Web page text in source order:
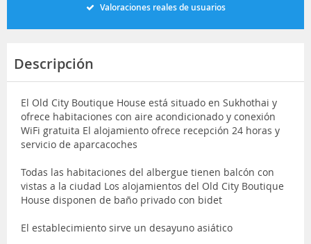
Valoraciones reales de usuarios
Descripción
El Old City Boutique House está situado en Sukhothai y
ofrece habitaciones con aire acondicionado y conexión
WiFi gratuita El alojamiento ofrece recepción 24 horas y
servicio de aparcacoches
Todas las habitaciones del albergue tienen balcón con
vistas a la ciudad Los alojamientos del Old City Boutique
House disponen de baño privado con bidet
El establecimiento sirve un desayuno asiático